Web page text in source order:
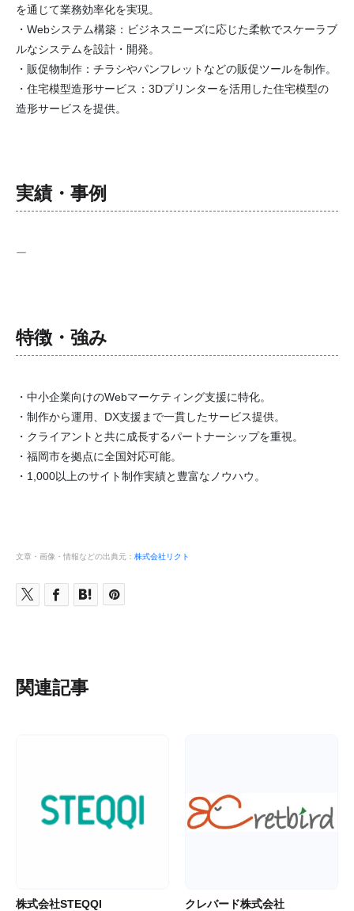
を通じて業務効率化を実現。
・Webシステム構築：ビジネスニーズに応じた柔軟でスケーラブ
ルなシステムを設計・開発。
・販促物制作：チラシやパンフレットなどの販促ツールを制作。
・住宅模型造形サービス：3Dプリンターを活用した住宅模型の
造形サービスを提供。
実績・事例
ー
特徴・強み
・中小企業向けのWebマーケティング支援に特化。
・制作から運用、DX支援まで一貫したサービス提供。
・クライアントと共に成長するパートナーシップを重視。
・福岡市を拠点に全国対応可能。
・1,000以上のサイト制作実績と豊富なノウハウ。
文章・画像・情報などの出典元： 株式会社リクト
関連記事
株式会社STEQQI クレバード株式会社